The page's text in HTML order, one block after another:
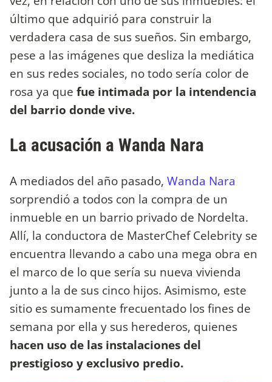
último que adquirió para construir la
verdadera casa de sus sueños. Sin embargo,
pese a las imágenes que desliza la mediática
en sus redes sociales, no todo sería color de
rosa ya que fue intimada por la intendencia
del barrio donde vive.
La acusación a Wanda Nara
A mediados del año pasado, Wanda Nara
sorprendió a todos con la compra de un
inmueble en un barrio privado de Nordelta.
Allí, la conductora de MasterChef Celebrity se
encuentra llevando a cabo una mega obra en
el marco de lo que sería su nueva vivienda
junto a la de sus cinco hijos. Asimismo, este
sitio es sumamente frecuentado los fines de
semana por ella y sus herederos, quienes
hacen uso de las instalaciones del
prestigioso y exclusivo predio.